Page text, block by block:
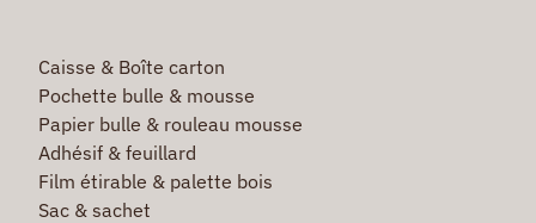
Caisse & Boîte carton
Pochette bulle & mousse
Papier bulle & rouleau mousse
Adhésif & feuillard
Film étirable & palette bois
Sac & sachet